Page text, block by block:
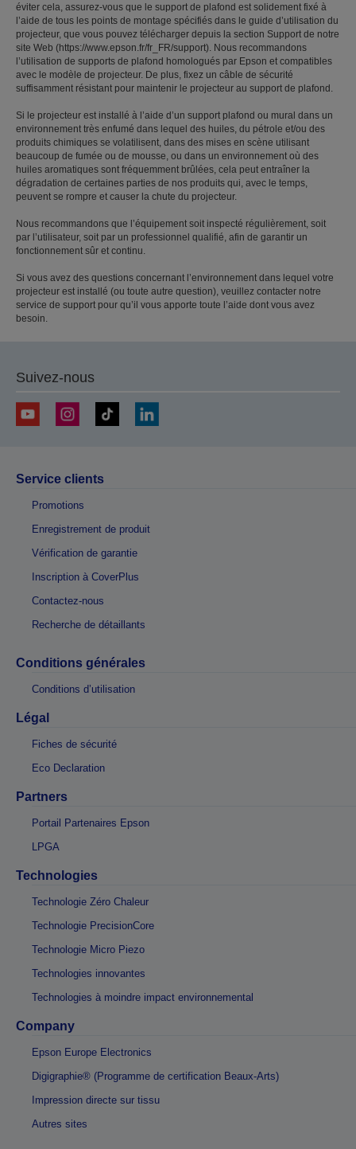
éviter cela, assurez-vous que le support de plafond est solidement fixé à
l’aide de tous les points de montage spécifiés dans le guide d’utilisation du
projecteur, que vous pouvez télécharger depuis la section Support de notre
site Web (https://www.epson.fr/fr_FR/support). Nous recommandons
l’utilisation de supports de plafond homologués par Epson et compatibles
avec le modèle de projecteur. De plus, fixez un câble de sécurité
suffisamment résistant pour maintenir le projecteur au support de plafond.
Si le projecteur est installé à l’aide d’un support plafond ou mural dans un
environnement très enfumé dans lequel des huiles, du pétrole et/ou des
produits chimiques se volatilisent, dans des mises en scène utilisant
beaucoup de fumée ou de mousse, ou dans un environnement où des
huiles aromatiques sont fréquemment brûlées, cela peut entraîner la
dégradation de certaines parties de nos produits qui, avec le temps,
peuvent se rompre et causer la chute du projecteur.
Nous recommandons que l’équipement soit inspecté régulièrement, soit
par l’utilisateur, soit par un professionnel qualifié, afin de garantir un
fonctionnement sûr et continu.
Si vous avez des questions concernant l’environnement dans lequel votre
projecteur est installé (ou toute autre question), veuillez contacter notre
service de support pour qu’il vous apporte toute l’aide dont vous avez
besoin.
Suivez-nous
Service clients
Promotions
Enregistrement de produit
Vérification de garantie
Inscription à CoverPlus
Contactez-nous
Recherche de détaillants
Conditions générales
Conditions d’utilisation
Légal
Fiches de sécurité
Eco Declaration
Partners
Portail Partenaires Epson
LPGA
Technologies
Technologie Zéro Chaleur
Technologie PrecisionCore
Technologie Micro Piezo
Technologies innovantes
Technologies à moindre impact environnemental
Company
Epson Europe Electronics
Digigraphie® (Programme de certification Beaux-Arts)
Impression directe sur tissu
Autres sites